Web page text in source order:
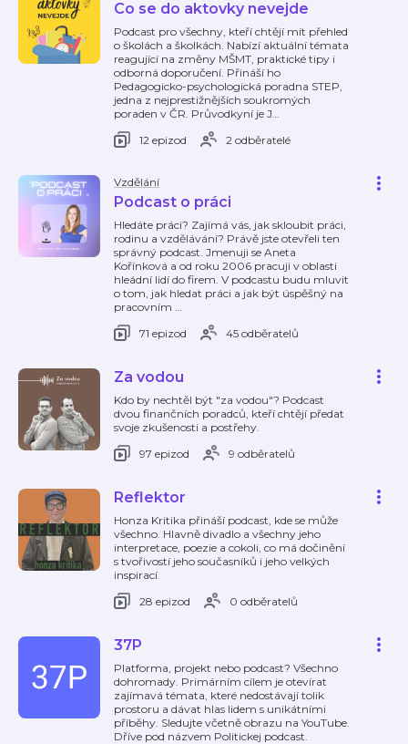
Co se do aktovky nevejde
Podcast pro všechny, kteří chtějí mít přehled
o školách a školkách. Nabízí aktuální témata
reagující na změny MŠMT, praktické tipy i
odborná doporučení. Přináší ho
Pedagogicko-psychologická poradna STEP,
jedna z nejprestižnějších soukromých
poraden v ČR. Průvodkyní je J…
12 epizod
2 odběratelé
Vzdělání
Podcast o práci
Hledáte práci? Zajímá vás, jak skloubit práci,
rodinu a vzdělávání? Právě jste otevřeli ten
správný podcast. Jmenuji se Aneta
Kořínková a od roku 2006 pracuji v oblasti
hleádní lidí do firem. V podcastu budu mluvit
o tom, jak hledat práci a jak být úspěšný na
pracovním …
71 epizod
45 odběratelů
Za vodou
Kdo by nechtěl být "za vodou"? Podcast
dvou finančních poradců, kteří chtějí předat
svoje zkušenosti a postřehy.
97 epizod
9 odběratelů
Reflektor
Honza Kritika přináší podcast, kde se může
všechno. Hlavně divadlo a všechny jeho
interpretace, poezie a cokoli, co má dočinění
s tvořivostí jeho současníků i jeho velkých
inspirací.
28 epizod
0 odběratelů
37P
Platforma, projekt nebo podcast? Všechno
dohromady. Primárním cílem je otevírat
zajímavá témata, které nedostávají tolik
prostoru a dávat hlas lidem s unikátními
příběhy. Sledujte včetně obrazu na YouTube.
Dříve pod názvem Politickej podcast.